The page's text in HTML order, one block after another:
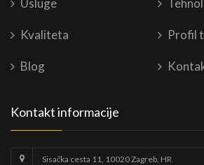
Kvaliteta Profil
Blog
Kontakt informacije
Sisačka cesta 11, 10020 Zagreb, HR